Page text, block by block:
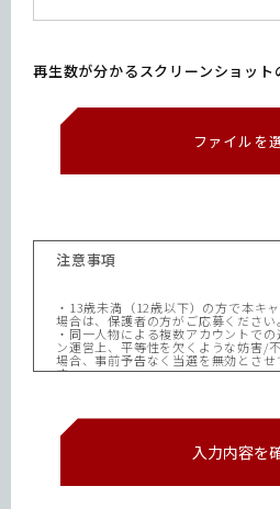
再生数が分かるスクリーンショット
ファイルを
注意事項
・13歳未満（12歳以下）の方で本キ
場合は、保護者の方がご応募ください。
・同一人物による複数アカウントで
ン運営上、平等性を欠くような妨害/
場合、事前予告なく当選を無効とさ
す。
とし、自己の責任において本キャン
す。本キャンペーンへの投稿に起因す
凍結に関して当社は一切の責任を負
・本キャンペーンへの応募のための
像)は第三者の権利を侵害するもの、